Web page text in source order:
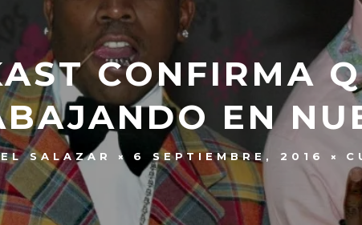
CONFIRMA
EN
SALAZAR 6 SEPTIEMBRE, 2016